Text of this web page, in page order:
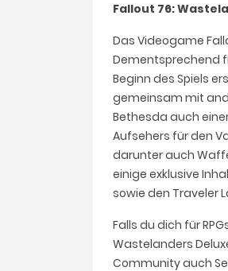
Fallout 76:
Das Videogame
Dementsprechend
Beginn des Spiels
gemeinsam mit
Bethesda auch
Aufsehers für den
darunter auch
einige exklusive
sowie den Traveler
Falls du dich für
Wastelanders
Community auch